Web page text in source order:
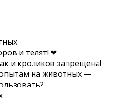
и телят! ❤
и кроликов запрещена!
на животных —